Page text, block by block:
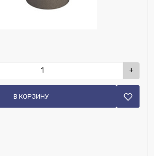
+
В КОРЗИНУ